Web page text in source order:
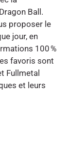
Ball.
proposer le
jour, en
100 %
favoris sont
Fullmetal
et leurs